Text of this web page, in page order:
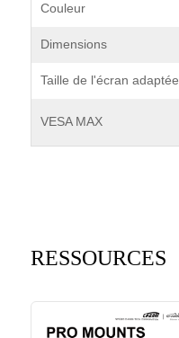
Couleur
Dimensions
Taille de l'écran adaptée
VESA MAX
RESSOURCES